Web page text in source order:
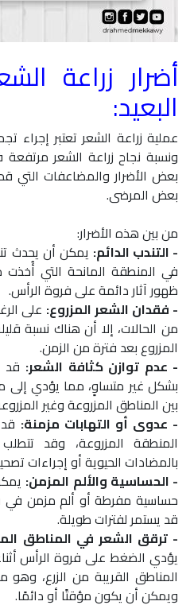
أضرار زراعة
البعيد:
عملية زراعة الشعر تعتبر إجراء
ونسبة نجاح زراعة الشعر
بعض الأضرار والمضاعفات التي
بعض المرضى.
من بين هذه الأضرار:
- التندب الدائم: يمكن أن يحدث
في المنطقة المانحة التي أُخذت
ظهور آثار دائمة على فروة الرأس.
- فقدان الشعر المزروع: على
من الحالات، إلا أن هناك نسبة
المزروع بعد فترة من الزمن.
- عدم توازن كثافة الشعر: قد
بشكل غير متساوٍ، مما يؤدي إلى
بين المناطق المزروعة وغير
- عدوى أو التهابات مزمنة:
المنطقة المزروعة، وقد
بالمضادات الحيوية أو إجراءات
- الحساسية والألم المزمن:
حساسية مفرطة أو ألم مزمن في
قد يستمر لفترات طويلة.
- ترقق الشعر في المناطق
يؤدي الضغط على فروة الرأس
المناطق القريبة من الزرع،
ويمكن أن يكون مؤقتًا أو دائمًا.